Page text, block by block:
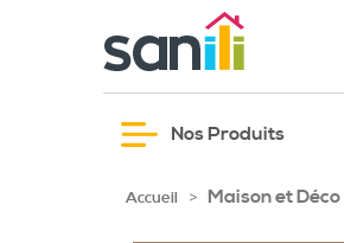
Nos Produits
Accueil > Maison et Déco